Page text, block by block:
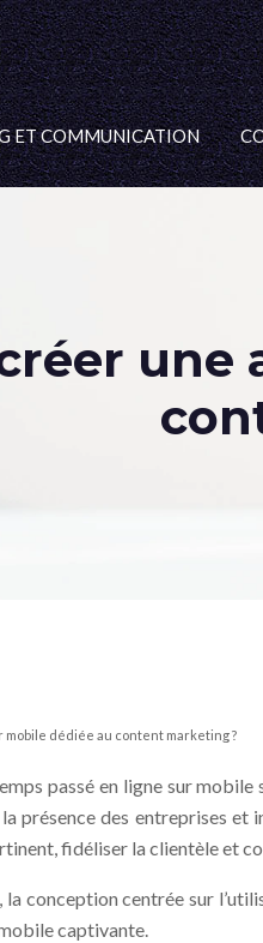
ET COMMUNICATION
une
dédiée au content marketing ?
passé en ligne sur
présence des entreprises
fidéliser la clientèle et
conception centrée sur
captivante.